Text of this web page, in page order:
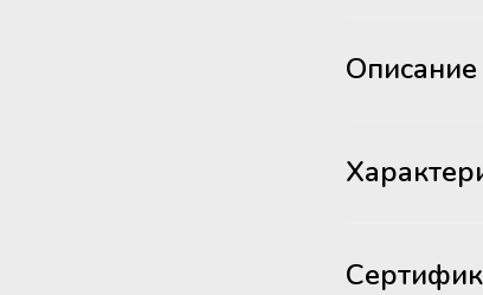
Описание